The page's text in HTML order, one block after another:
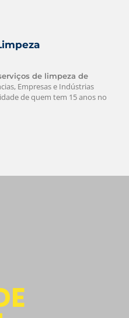
de limpeza de
Empresas e Indústrias
de quem tem 15 anos no